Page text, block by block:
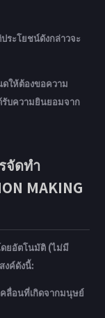
ระโยชน์ดังกล่าวจะ
ให้ต้องขอความ
รับความยินยอมจาก
จัดทำ
MAKING
ดยอัตโนมัติ (ไม่มี
งค์ดังนี้:
ลื่อนที่เกิดจากมนุษย์